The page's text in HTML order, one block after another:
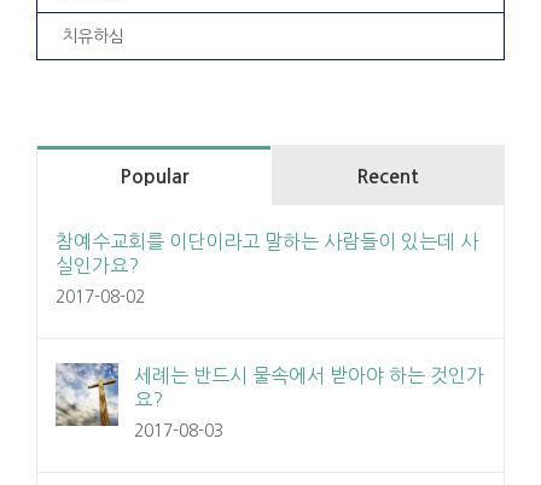
치유하심
Popular Recent
참예수교회를 이단이라고 말하는 사람들이 있는데 사
실인가요?
2017-08-02
세례는 반드시 물속에서 받아야 하는 것인가
요?
2017-08-03